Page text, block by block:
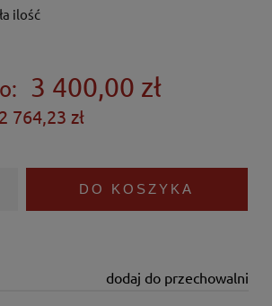
ilość
3 400,00 zł
2 764,23 zł
DO KOSZYKA
dodaj do przechowalni